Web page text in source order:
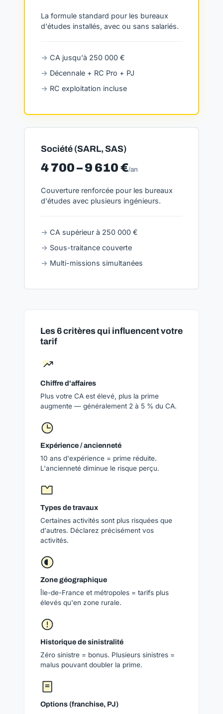
La formule standard pour les bureaux
d'études installés, avec ou sans salariés.
CA jusqu'à 250 000 €
Décennale + RC Pro + PJ
RC exploitation incluse
Société (SARL, SAS)
4 700 – 9 610 €/an
Couverture renforcée pour les bureaux
d'études avec plusieurs ingénieurs.
CA supérieur à 250 000 €
Sous-traitance couverte
Multi-missions simultanées
Les 6 critères qui influencent votre
tarif
Chiffre d'affaires
Plus votre CA est élevé, plus la prime
augmente — généralement 2 à 5 % du CA.
Expérience / ancienneté
10 ans d'expérience = prime réduite.
L'ancienneté diminue le risque perçu.
Types de travaux
Certaines activités sont plus risquées que
d'autres. Déclarez précisément vos
activités.
Zone géographique
Île-de-France et métropoles = tarifs plus
élevés qu'en zone rurale.
Historique de sinistralité
Zéro sinistre = bonus. Plusieurs sinistres =
malus pouvant doubler la prime.
Options (franchise, PJ)